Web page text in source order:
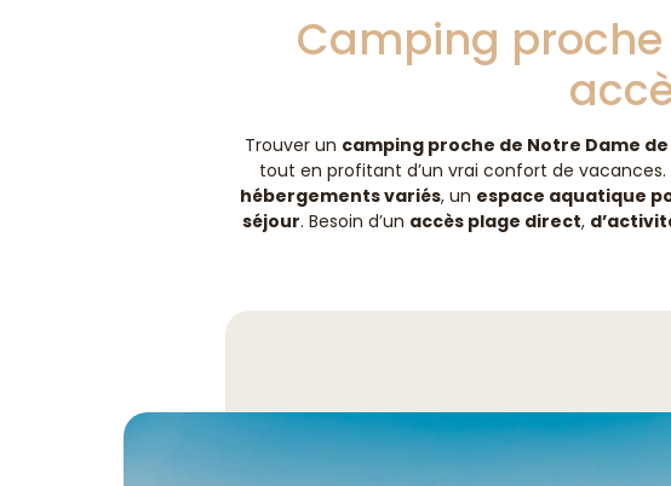
Camping
Trouver un camping proche de Notre Dame
tout en profitant d’un vrai confort de vacances.
hébergements variés, un espace aquatique
séjour. Besoin d’un accès plage direct,